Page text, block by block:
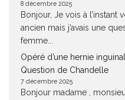
8 décembre 2025
Bonjour, Je vois à l’instant
ancien mais j’avais une
femme...
Opéré d’une hernie
Question de Chandelle
7 décembre 2025
Bonjour madame ,